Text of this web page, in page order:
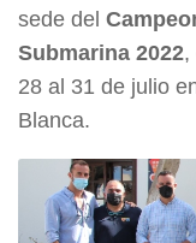
sede del
Submarina 2022,
28 al 31 de julio
Blanca.